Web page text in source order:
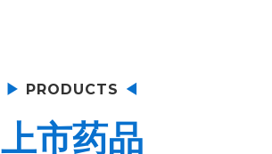
▶ PRODUCTS ◀
上市药品